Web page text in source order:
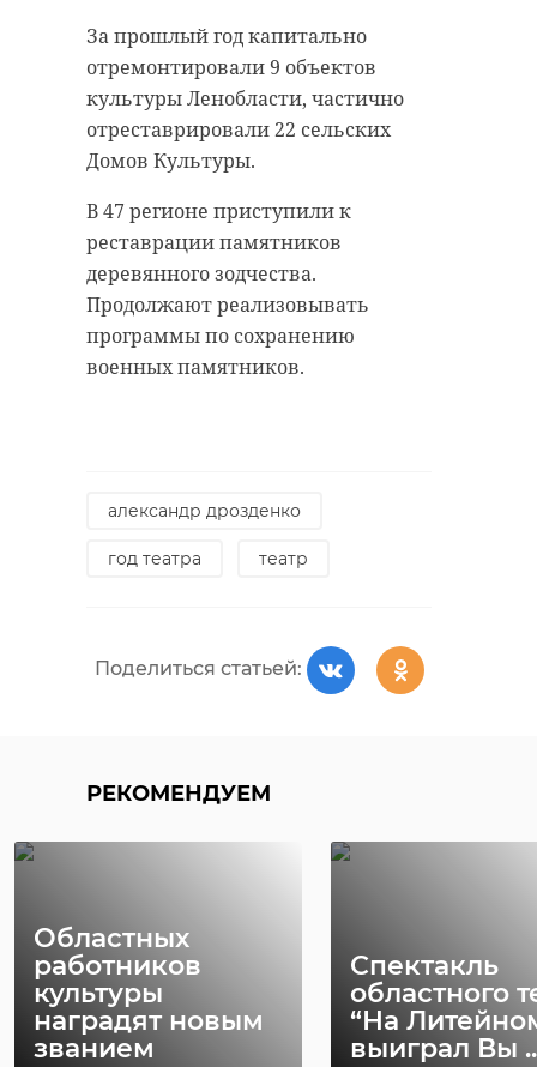
За прошлый год капитально
отремонтировали 9 объектов
культуры Ленобласти, частично
отреставрировали 22 сельских
Домов Культуры.
В 47 регионе приступили к
реставрации памятников
деревянного зодчества.
Продолжают реализовывать
программы по сохранению
военных памятников.
александр дрозденко
год театра театр
Поделиться статьей:
РЕКОМЕНДУЕМ
Областных
работников
культуры
наградят новым
званием
Спектакль
областного
“На
выиграл Вы
витражи в морском стиле.
Впереди шпаклевка дома,
утепление пенькой,
антибиологическая и
противопожарная обработка.
гатчинский район
добровольцы
реставрация
РЕКОМЕНДУЕМ
Хирург из
Петербурга
восстанавливает
старинную финск
...
Уникальную
реликвию
века
этом году бельгийские архивы
рассекретят документы 100-
летней давности и, может тогда,
удастся узнать, какой была жизнь
Анны Беквор и других бельгийцев
история сосновый бор